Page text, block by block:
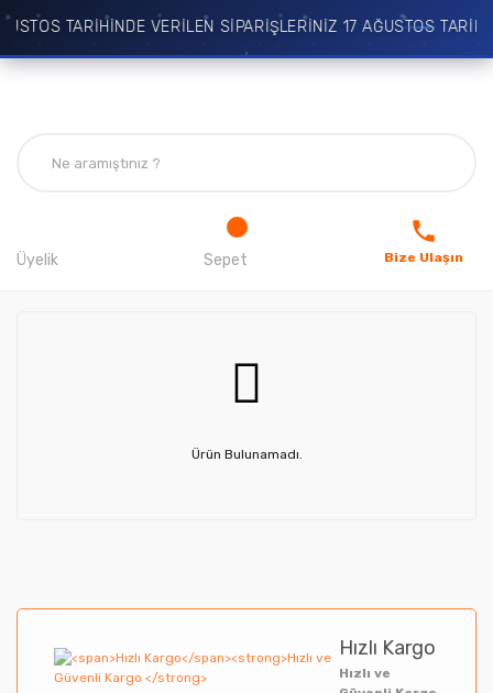
TARİHİNDE VERİLEN SİPARİŞLERİNİZ 17 AĞUSTOS
Üyelik Sepet Bize Ulaşın
Ürün Bulunamadı.
Hızlı Kargo
Hızlı ve